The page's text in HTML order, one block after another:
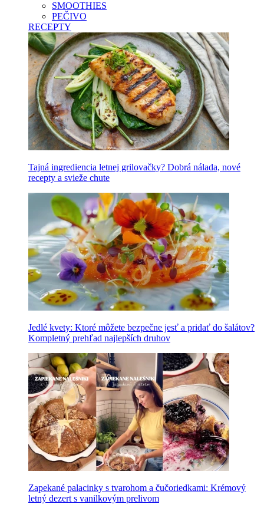
SMOOTHIES
PEČIVO
RECEPTY
Tajná ingrediencia letnej grilovačky? Dobrá nálada, nové
recepty a svieže chute
Jedlé kvety: Ktoré môžete bezpečne jesť a pridať do šalátov?
Kompletný prehľad najlepších druhov
Zapekané palacinky s tvarohom a čučoriedkami: Krémový
letný dezert s vanilkovým prelivom